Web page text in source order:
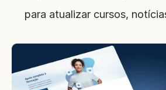
para atualizar cursos,